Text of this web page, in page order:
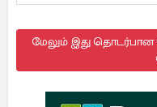
மேலும் இது தொடர்பான